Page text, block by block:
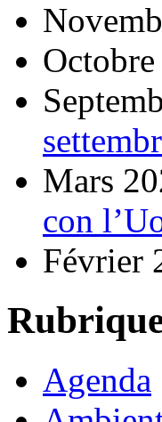
Mars
con
Février
Agenda